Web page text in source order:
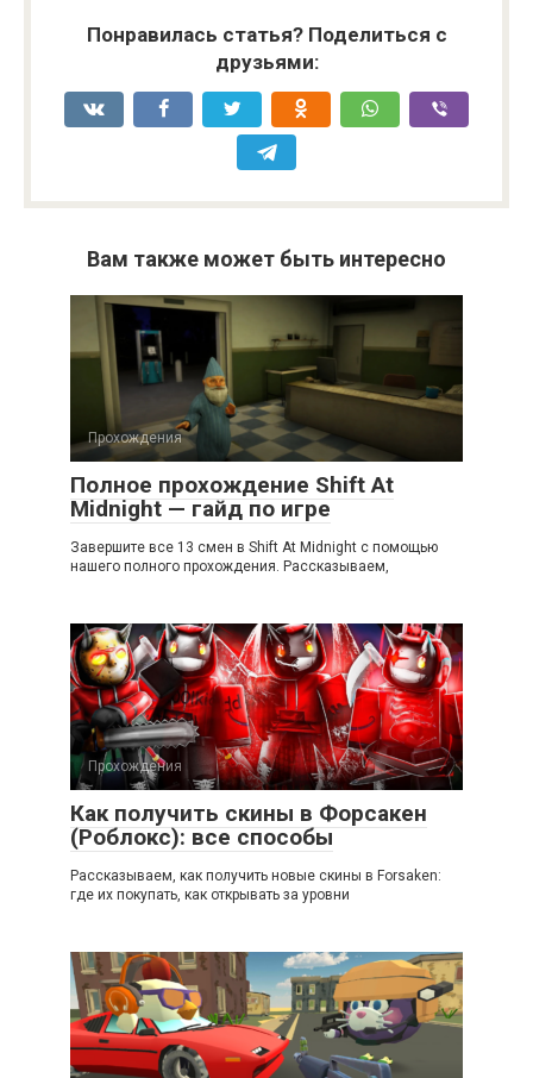
Понравилась статья? Поделиться с
друзьями:
Вам также может быть интересно
Прохождения
Полное прохождение Shift At
Midnight — гайд по игре
Завершите все 13 смен в Shift At Midnight с помощью
нашего полного прохождения. Рассказываем,
Прохождения
Как получить скины в Форсакен
(Роблокс): все способы
Рассказываем, как получить новые скины в Forsaken:
где их покупать, как открывать за уровни